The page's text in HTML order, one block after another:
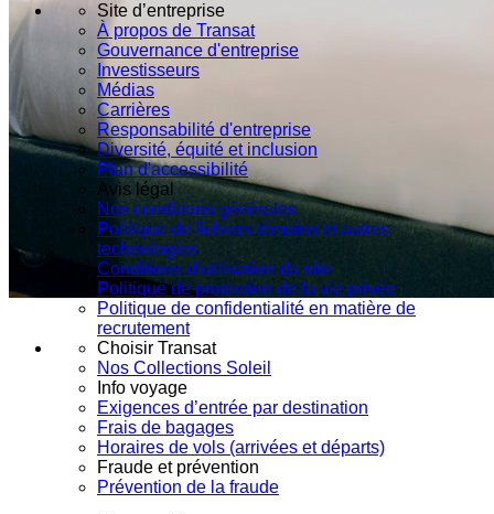
Site d’entreprise
À propos de Transat
Gouvernance d'entreprise
Investisseurs
Médias
Carrières
Responsabilité d'entreprise
Diversité, équité et inclusion
Plan d'accessibilité
Avis légal
Nos conditions générales
Politique de fichiers témoins et autres
technologies
Conditions d'utilisation du site
Politique de protection de la vie privée
Politique de confidentialité en matière de
recrutement
Choisir Transat
Nos Collections Soleil
Info voyage
Exigences d’entrée par destination
Frais de bagages
Horaires de vols (arrivées et départs)
Fraude et prévention
Prévention de la fraude